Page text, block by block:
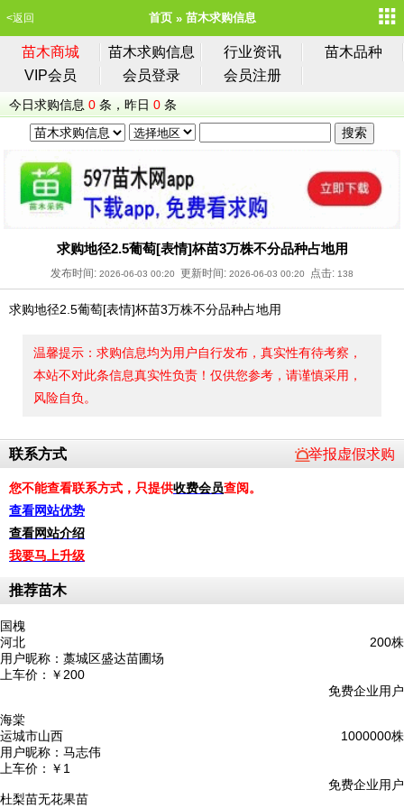
<返回 首页 苗木求购信息
苗木商城 苗木求购信息 行业资讯
苗木品种
VIP会员
会员登录 会员注册
今日求购信息 0 条，昨日 0 条
求购地径2.5葡萄[表情]杯苗3万株不分品种占地用
发布时间: 2026-06-03 00:20 更新时间: 2026-06-03 00:20 点击: 138
求购地径2.5葡萄[表情]杯苗3万株不分品种占地用
温馨提示：求购信息均为用户自行发布，真实性有待考察，
本站不对此条信息真实性负责！仅供您参考，请谨慎采用，
风险自负。
举报虚假求购
联系方式
您不能查看联系方式，只提供收费会员查阅。
查看网站优势
查看网站介绍
我要马上升级
推荐苗木
国槐
200株
河北
用户昵称： 藁城区盛达苗圃场
上车价： ￥200
免费企业用户
海棠
1000000株
运城市山西
用户昵称： 马志伟
上车价： ￥1
免费企业用户
杜梨苗无花果苗